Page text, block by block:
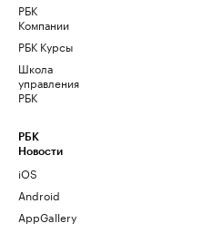
РБК
Компании
РБК Курсы
Школа
управления
РБК
РБК
Новости
iOS
Android
AppGallery